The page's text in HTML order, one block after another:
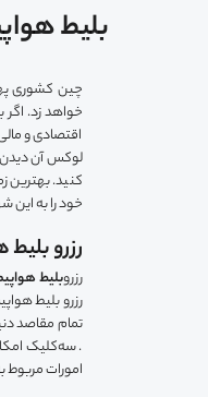
بلیط
چین کشوری
خواهد زد.
اقتصادی و
لوکس آن دیدن
کنید. بهترین
خود را به این
رزرو
رزروبلیط
رزرو بلیط
تمام مقاصد
. سه‌کلیک
امورات مربوط